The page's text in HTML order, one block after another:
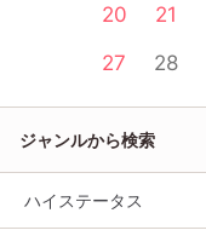
20
21
27
28
ジャンルから検索
ハイステータス